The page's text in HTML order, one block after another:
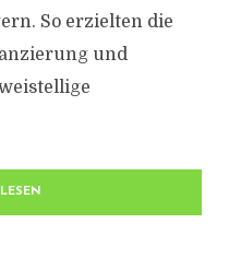
So erzielten die
und